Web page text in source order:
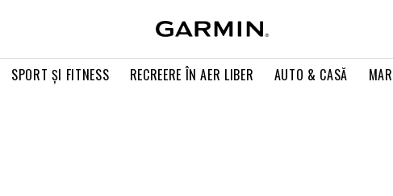
SPORT ŞI FITNESS RECREERE ÎN AER LIBER AUTO & CASĂ